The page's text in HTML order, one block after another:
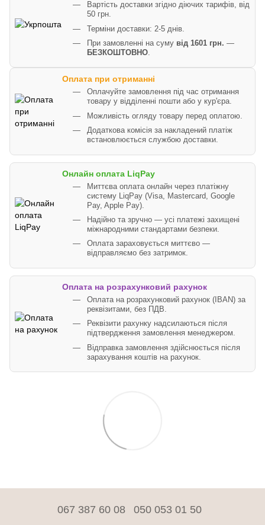
Вартість доставки згідно діючих тарифів, від
50 грн.
Терміни доставки: 2-5 днів.
При замовленні на суму від 1601 грн. —
БЕЗКОШТОВНО.
Оплата при отриманні
Оплачуйте замовлення під час отримання
товару у відділенні пошти або у кур'єра.
Можливість огляду товару перед оплатою.
Додаткова комісія за накладений платіж
встановлюється службою доставки.
Онлайн оплата LiqPay
Миттєва оплата онлайн через платіжну
систему LiqPay (Visa, Mastercard, Google
Pay, Apple Pay).
Надійно та зручно — усі платежі захищені
міжнародними стандартами безпеки.
Оплата зараховується миттєво —
відправляємо без затримок.
Оплата на розрахунковий рахунок
Оплата на розрахунковий рахунок (IBAN) за
реквізитами, без ПДВ.
Реквізити рахунку надсилаються після
підтвердження замовлення менеджером.
Відправка замовлення здійснюється після
зарахування коштів на рахунок.
067 387 60 08 050 053 01 50